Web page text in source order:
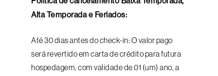
Alta Temporada e Feriados:
Até 30 dias antes do check-in: O valor pago
será revertido em carta de crédito para futura
hospedagem, com validade de 01 (um) ano, a